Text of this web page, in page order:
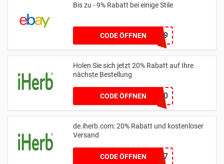
Bis zu - 9% Rabatt bei einige Stile
CODE ÖFFNEN
POWEREBAY9
Holen Sie sich jetzt 20% Rabatt auf Ihre
nächste Bestellung
CODE ÖFFNENNEW20
de.iherb.com: 20% Rabatt und kostenloser
Versand
CODE ÖFFNENZGZ097